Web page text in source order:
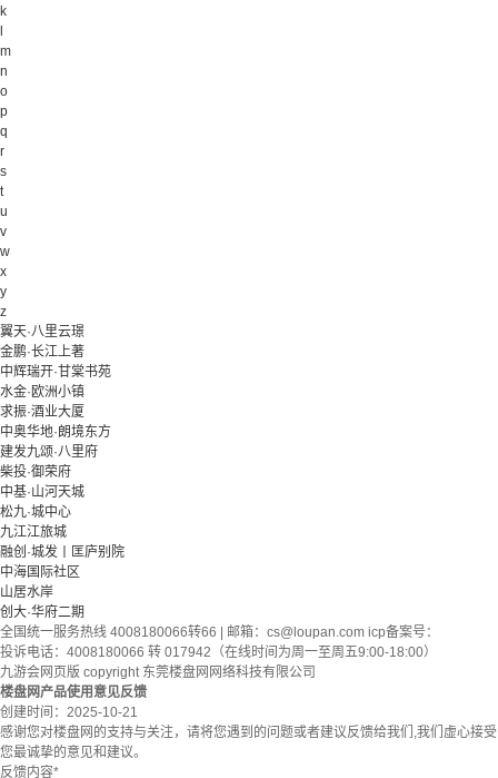
k
m
n
o
p
q
r
s
t
u
v
w
x
y
z
翼天·八里云璟
金鹏·长江上著
中辉瑞开·甘棠书苑
水金·欧洲小镇
求振·酒业大厦
中奥华地·朗境东方
建发九颂·八里府
柴投·御荣府
中基·山河天城
松九·城中心
九江江旅城
融创·城发丨匡庐别院
中海国际社区
山居水岸
创大·华府二期
全国统一服务热线 4008180066转66 | 邮箱： cs@loupan.com icp备案号：
投诉电话：4008180066 转 017942（在线时间为周一至周五9:00-18:00）
九游会网页版 copyright 东莞楼盘网网络科技有限公司
楼盘网产品使用意见反馈
创建时间： 2025-10-21
感谢您对楼盘网的支持与关注，请将您遇到的问题或者建议反馈给我们,我们虚心接受
您最诚挚的意见和建议。
反馈内容*